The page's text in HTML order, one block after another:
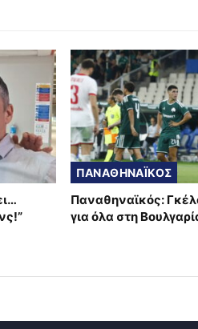
ΠΑΝΑΘΗΝΑΪΚΟΣ
Παναθηναϊκός:
για όλα στη